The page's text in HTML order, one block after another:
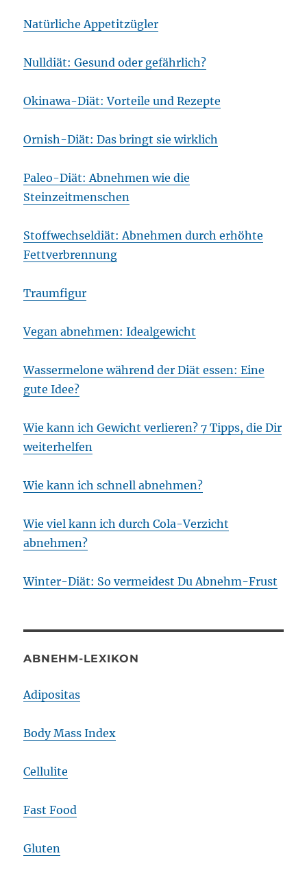
Natürliche Appetitzügler
Nulldiät: Gesund oder gefährlich?
Okinawa-Diät: Vorteile und Rezepte
Ornish-Diät: Das bringt sie wirklich
Paleo-Diät: Abnehmen wie die
Steinzeitmenschen
Stoffwechseldiät: Abnehmen durch erhöhte
Fettverbrennung
Traumfigur
Vegan abnehmen: Idealgewicht
Wassermelone während der Diät essen: Eine
gute Idee?
Wie kann ich Gewicht verlieren? 7 Tipps, die Dir
weiterhelfen
Wie kann ich schnell abnehmen?
Wie viel kann ich durch Cola-Verzicht
abnehmen?
Winter-Diät: So vermeidest Du Abnehm-Frust
ABNEHM-LEXIKON
Adipositas
Body Mass Index
Cellulite
Fast Food
Gluten